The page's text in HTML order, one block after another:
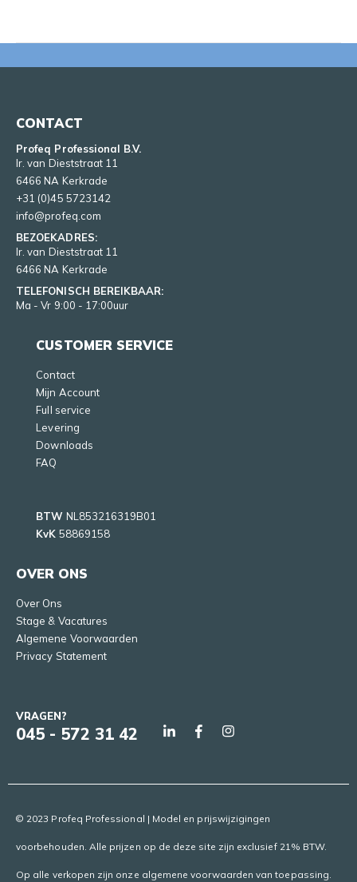
CONTACT
Profeq Professional B.V.
Ir. van Dieststraat 11
6466 NA Kerkrade
+31 (0)45 5723142
info@profeq.com
BEZOEKADRES:
Ir. van Dieststraat 11
6466 NA Kerkrade
TELEFONISCH BEREIKBAAR:
Ma - Vr 9:00 - 17:00uur
CUSTOMER SERVICE
Contact
Mijn Account
Full service
Levering
Downloads
FAQ
BTW NL853216319B01
KvK 58869158
OVER ONS
Over Ons
Stage & Vacatures
Algemene Voorwaarden
Privacy Statement
VRAGEN?
045 - 572 31 42
© 2023 Profeq Professional | Model en prijswijzigingen
voorbehouden. Alle prijzen op de deze site zijn exclusief 21% BTW.
Op alle verkopen zijn onze algemene voorwaarden van toepassing.